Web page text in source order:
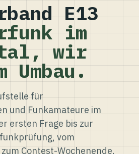
E13
im
wir
für
und Funkamateure im
ersten Frage bis zur
vom
Contest-Wochenende.